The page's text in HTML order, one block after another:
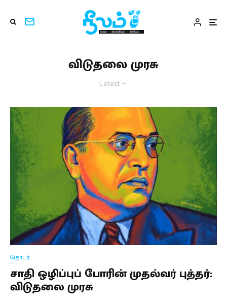
விடுதலை முரசு
Latest
தொடர்
சாதி ஒழிப்புப் போரின் முதல்வர் புத்தர்:
விடுதலை முரசு